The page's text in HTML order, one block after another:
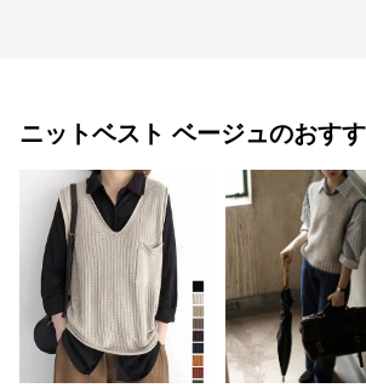
ニットベスト ベージュのおす